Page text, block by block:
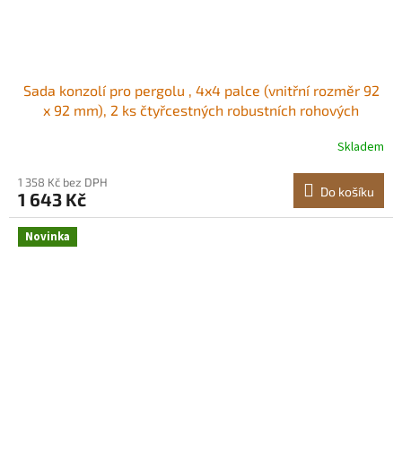
Sada konzolí pro pergolu , 4x4 palce (vnitřní rozměr 92
x 92 mm), 2 ks čtyřcestných robustních rohových
trámy pro altány, terasy, sruby Vysoce kvalitní konzole
pro pergoly Silná konstrukce
Skladem
1 358 Kč bez DPH
1 643 Kč Do košíku
Novinka